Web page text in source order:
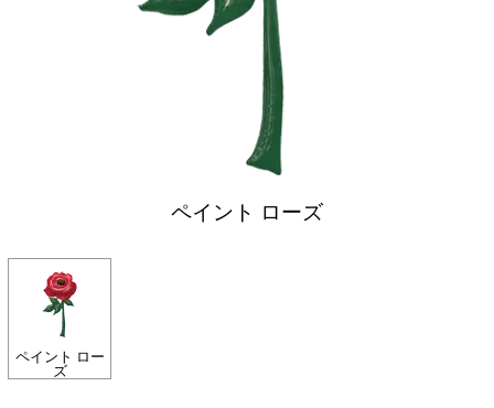
ペイント ローズ
ペイント ロー
ズ